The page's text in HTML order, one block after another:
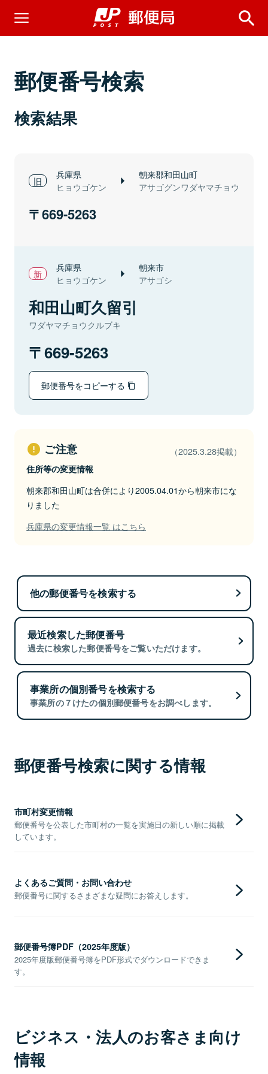
郵便番号検索
検索結果
兵庫県
ヒョウゴケン
朝来郡和田山町
アサゴグンワダヤマチョウ
669-5263
兵庫県
ヒョウゴケン
朝来市
アサゴシ
和田山町久留引
ワダヤマチョウクルブキ
669-5263
郵便番号をコピーする
ご注意 （2025.3.28掲載）
住所等の変更情報
朝来郡和田山町は合併により2005.04.01から朝来市にな
りました
兵庫県の変更情報一覧 はこちら
他の郵便番号を検索する
最近検索した郵便番号
過去に検索した郵便番号をご覧いただけます。
事業所の個別番号を検索する
事業所の７けたの個別郵便番号をお調べします。
郵便番号検索に関する情報
市町村変更情報
郵便番号を公表した市町村の一覧を実施日の新しい順に掲載
しています。
よくあるご質問・お問い合わせ
郵便番号に関するさまざまな疑問にお答えします。
郵便番号簿PDF（2025年度版）
2025年度版郵便番号簿をPDF形式でダウンロードできま
す。
ビジネス・法人のお客さま向け
情報